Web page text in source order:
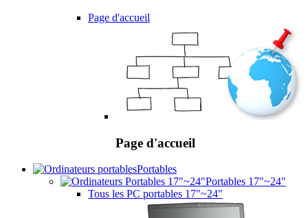
Page d'accueil
Page d'accueil
Portables
Portables 17"~24"
Tous les PC portables 17"~24"